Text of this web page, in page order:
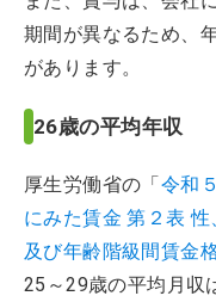
期間が異なるため、
があります。
26歳の平均年収
厚生労働省の「 令和
にみた賃金 第２表
及び年齢階級間賃金
25～29歳の平均月収